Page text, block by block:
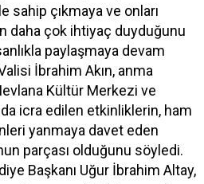
sahip çıkmaya ve onları
daha çok ihtiyaç duyduğunu
paylaşmaya devam
İbrahim Akın, anma
Kültür Merkezi ve
icra edilen etkinliklerin, ham
yanmaya davet eden
parçası olduğunu söyledi.
Başkanı Uğur İbrahim Altay,